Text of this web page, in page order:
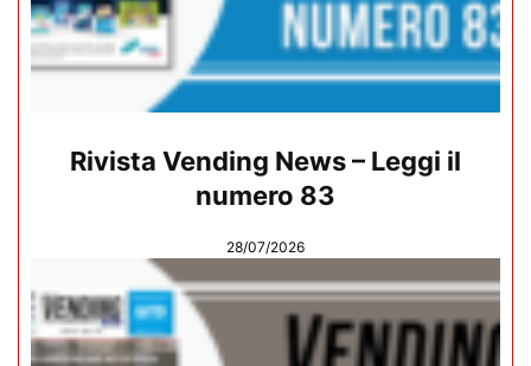
Rivista Vending News – Leggi il
numero 83
28/07/2026